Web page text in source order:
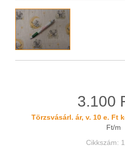
3.100
Törzsvásárl. ár, v. 10 e. Ft
Ft/m
Cikkszám: